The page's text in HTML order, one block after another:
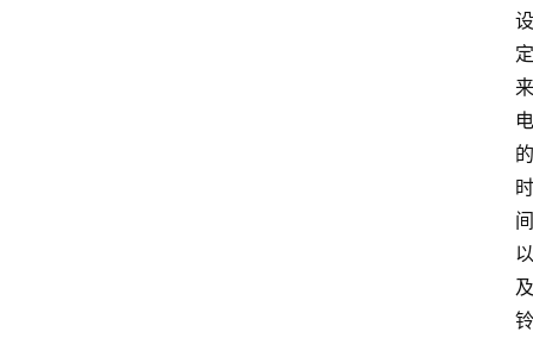
设
定
来
电
的
时
间
以
及
铃